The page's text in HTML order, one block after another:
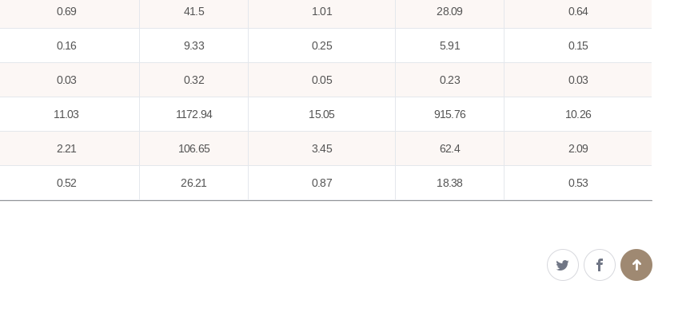
0.69 41.5 1.01 28.09 0.64
0.16 9.33 0.25 5.91 0.15
0.03 0.32 0.05 0.23 0.03
11.03 1172.94 15.05 915.76 10.26
2.21 106.65 3.45 62.4 2.09
0.52 26.21 0.87 18.38 0.53
3.42